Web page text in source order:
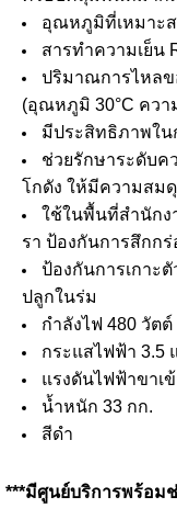
อุณหภูมิที่เหมาะส
สารทำความเย็น
ปริมาณการไหลข
(อุณหภูมิ 30°C คว
มีประสิทธิภาพใ
ช่วยรักษาระดับค
โกดัง ให้มีความสม
ใช้ในพื้นที่สำนักง
รา ป้องกันการสึกก
ป้องกันการเกาะ
ปลูกในร่ม
กำลังไฟ 480 วัตต์
กระแสไฟฟ้า 3.5
แรงดันไฟฟ้าขาเ
น้ำหนัก 33 กก.
สีดำ
***มีศูนย์บริการพร้อม